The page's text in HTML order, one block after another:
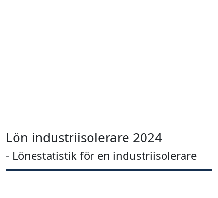
Lön industriisolerare 2024
- Lönestatistik för en industriisolerare